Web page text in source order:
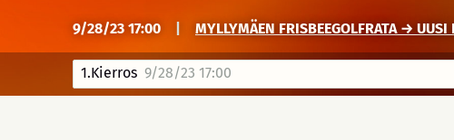
9/28/23 17:00 MYLLYMÄEN FRISBEEGOLFRATA → UUSI
1.Kierros 9/28/23 17:00